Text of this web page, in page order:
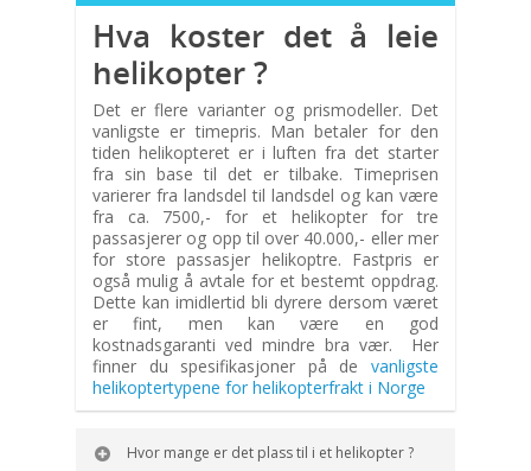
Hva koster det å leie
helikopter ?
Det er flere varianter og prismodeller. Det
vanligste er timepris. Man betaler for den
tiden helikopteret er i luften fra det starter
fra sin base til det er tilbake. Timeprisen
varierer fra landsdel til landsdel og kan være
fra ca. 7500,- for et helikopter for tre
passasjerer og opp til over 40.000,- eller mer
for store passasjer helikoptre. Fastpris er
også mulig å avtale for et bestemt oppdrag.
Dette kan imidlertid bli dyrere dersom været
er fint, men kan være en god
kostnadsgaranti ved mindre bra vær. Her
finner du spesifikasjoner på de vanligste
helikoptertypene for helikopterfrakt i Norge
Hvor mange er det plass til i et helikopter ?